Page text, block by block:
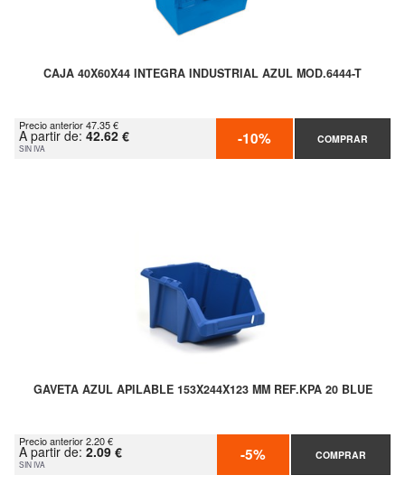
CAJA 40X60X44 INTEGRA INDUSTRIAL AZUL MOD.6444-T
Precio anterior 47.35 €
A partir de: 42.62 €
SIN IVA -10% COMPRAR
GAVETA AZUL APILABLE 153X244X123 MM REF.KPA 20 BLUE
Precio anterior 2.20 €
A partir de: 2.09 €
SIN IVA -5% COMPRAR